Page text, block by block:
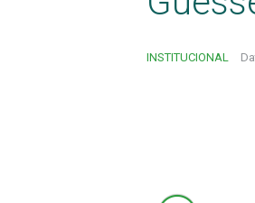
INSTITUCIONAL